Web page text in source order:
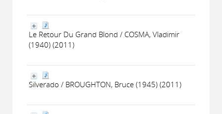
Le Retour Du Grand Blond / COSMA, Vladimir
(1940) (2011)
Silverado / BROUGHTON, Bruce (1945) (2011)